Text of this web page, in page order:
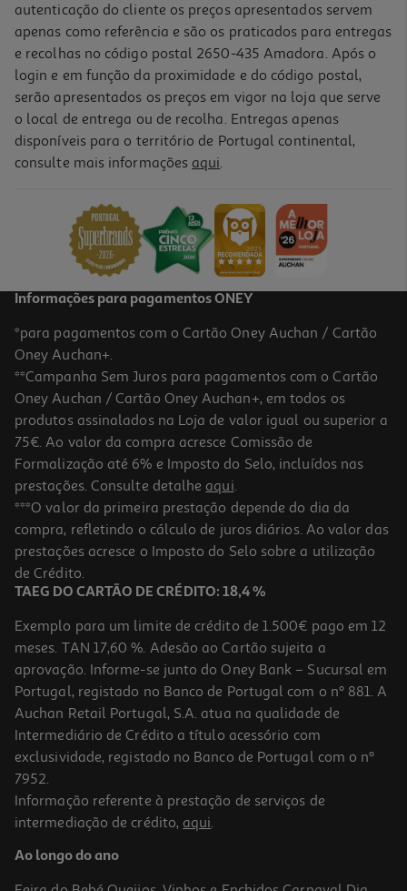
autenticação do cliente os preços apresentados servem
apenas como referência e são os praticados para entregas
e recolhas no código postal 2650-435 Amadora. Após o
login e em função da proximidade e do código postal,
serão apresentados os preços em vigor na loja que serve
o local de entrega ou de recolha. Entregas apenas
disponíveis para o território de Portugal continental,
consulte mais informações aqui.
Informações para pagamentos ONEY
*para pagamentos com o Cartão Oney Auchan / Cartão
Oney Auchan+.
**Campanha Sem Juros para pagamentos com o Cartão
Oney Auchan / Cartão Oney Auchan+, em todos os
produtos assinalados na Loja de valor igual ou superior a
75€. Ao valor da compra acresce Comissão de
Formalização até 6% e Imposto do Selo, incluídos nas
prestações. Consulte detalhe aqui.
***O valor da primeira prestação depende do dia da
compra, refletindo o cálculo de juros diários. Ao valor das
prestações acresce o Imposto do Selo sobre a utilização
de Crédito.
TAEG DO CARTÃO DE CRÉDITO: 18,4 %
Exemplo para um limite de crédito de 1.500€ pago em 12
meses. TAN 17,60 %. Adesão ao Cartão sujeita a
aprovação. Informe-se junto do Oney Bank – Sucursal em
Portugal, registado no Banco de Portugal com o nº 881. A
Auchan Retail Portugal, S.A. atua na qualidade de
Intermediário de Crédito a título acessório com
exclusividade, registado no Banco de Portugal com o nº
7952.
Informação referente à prestação de serviços de
intermediação de crédito, aqui.
Ao longo do ano